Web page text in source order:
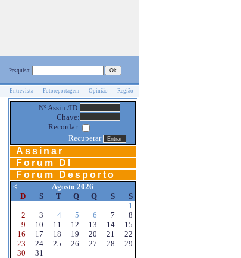
Pesquisa:
Entrevista Fotoreportagem Opinião Região
Nº Assin./ID:
Chave:
Recordar:
Recuperar
Assinar
Forum DI
Forum Desporto
<
Agosto 2026
D
S T Q Q S
S
1
2
3 4 5 6 7
8
9
10 11 12 13 14
15
16
17 18 19 20 21
22
23
24 25 26 27 28
29
30
31